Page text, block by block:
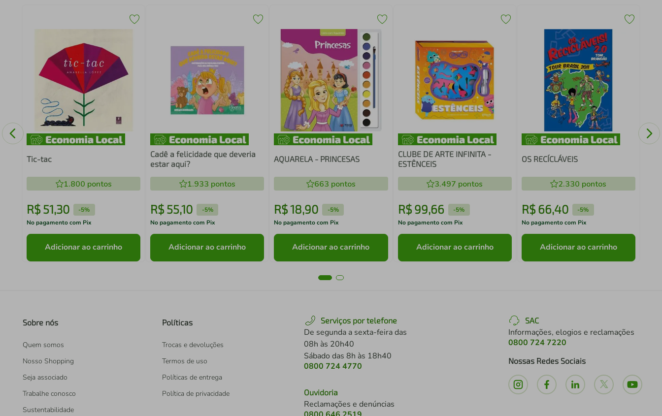
Tic-tac
1.800 pontos
R$ 51,30 -5%
No pagamento com Pix
Adicionar ao carrinho
Cadê a felicidade que deveria
estar aqui?
1.933 pontos
R$ 55,10 -5%
No pagamento com Pix
Adicionar ao carrinho
AQUARELA - PRINCESAS
663 pontos
R$18,90 -5%
No pagamento com Pix
Adicionar ao carrinho
CLUBE DE ARTE INFINITA -
ESTÊNCEIS
3.497 pontos
R$ 99,66 -5%
No pagamento com Pix
Adicionar ao carrinho
OS RECÍCLÁVEIS
2.330 pontos
R$ 66,40 -5%
No pagamento com Pix
Adicionar ao carrinho
Sobre nós
Quem somos
Nosso Shopping
Seja associado
Trabalhe conosco
Sustentabilidade
Políticas
Trocas e devoluções
Termos de uso
Políticas de entrega
Política de privacidade
Serviços por telefone
De segunda a sexta-feira das
08h às 20h40
Sábado das 8h às 18h40
0800 724 4770
Ouvidoria
Reclamações e denúncias
SAC
Informações, elogios e reclamações
0800 724 7220
Nossas Redes Sociais